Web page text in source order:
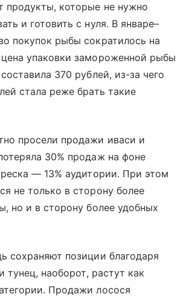
которые не нужно
и готовить с нуля. В январе–
покупок рыбы сократилось на
упаковки замороженной рыбы
370 рублей, из-за чего
стала реже брать такие
просели продажи иваси и
30% продаж на фоне
— 13% аудитории. При этом
не только в сторону более
но и в сторону более удобных
сохраняют позиции благодаря
тунец, наоборот, растут как
Продажи лосося